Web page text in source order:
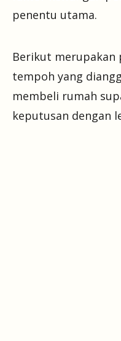
penentu utama.
Berikut merupakan
tempoh yang
membeli rumah
keputusan dengan